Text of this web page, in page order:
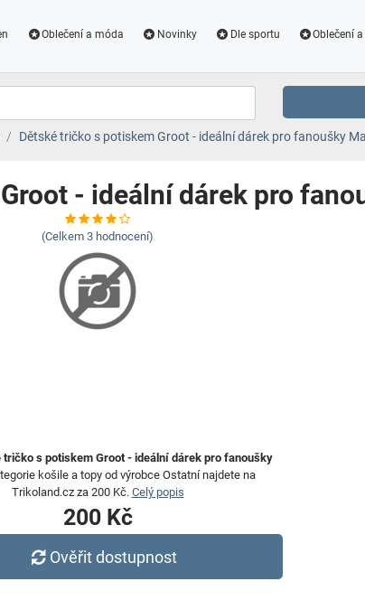
Oblečení a móda Novinky Dle sportu Oblečení
Dětské tričko s potiskem Groot - ideální dárek pro fanoušky
- ideální dárek pro
(Celkem 3 hodnocení)
tričko s potiskem Groot - ideální dárek pro fanoušky
košile a topy od výrobce Ostatní najdete na
Trikoland.cz za 200 Kč. Celý popis
200 Kč
Ověřit dostupnost